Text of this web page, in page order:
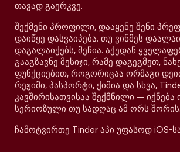
თავად გაერკვე.
შექმენი პროფილი, დააყენე შენი
დაიწყე დასვაიპება. თუ ვინმეს
დაგალაიქებს, მეჩია. აქედან
გააგზავნე მესიჯი, რამე დაგეგმეთ,
ფუნქციებით, როგორიცაა ორმაგი
რეჟიმი, პასპორტი, ქიმია და სხვა,
კავშირისათვისაა შექმნილი — იქნება
სერიოზული თუ სადღაც ამ ორს შორის.
ჩამოტვირთე Tinder აპი უფასოდ iOS-